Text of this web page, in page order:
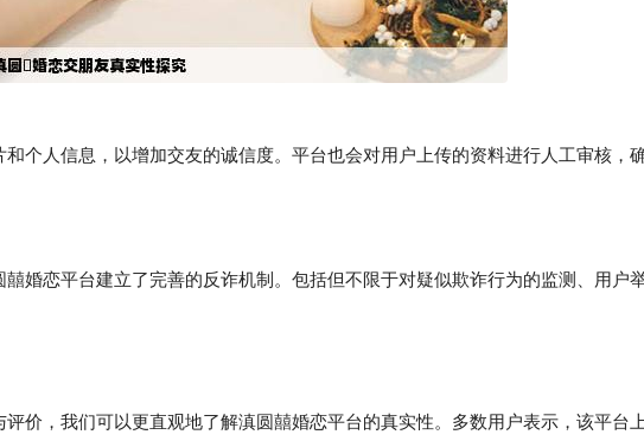
人信息，以增加交友的诚信度。平台也会对用户上传的资料进行人工审核，
恋平台建立了完善的反诈机制。包括但不限于对疑似欺诈行为的监测、用户
价，我们可以更直观地了解滇圆囍婚恋平台的真实性。多数用户表示，该平台